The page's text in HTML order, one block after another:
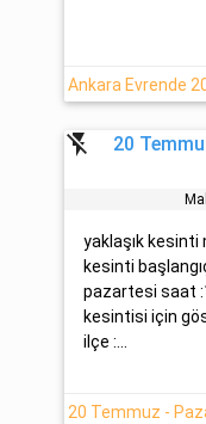
flash_off
20
yaklaşık kesinti
kesinti
pazartesi saat
kesintisi için
ilçe :...